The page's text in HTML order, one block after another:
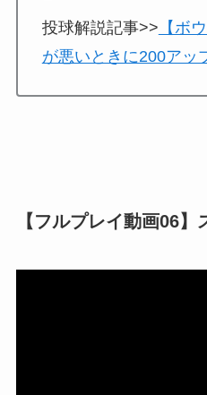
投球解説記事>> 【ボ
が悪いときに200アッ
【フルプレイ動画06】